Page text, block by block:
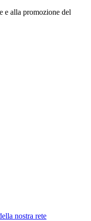
e alla promozione del
nostra rete